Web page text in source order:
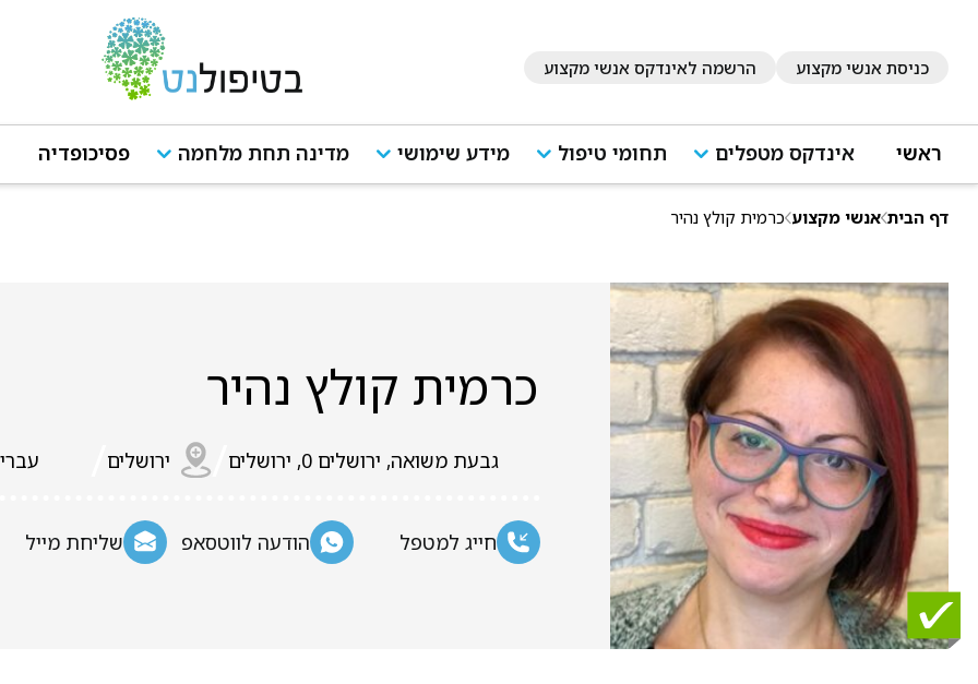
כניסת אנשי מקצוע הרשמה לאינדקס אנשי מקצוע
ראשי אינדקס מטפלים תחומי טיפול מידע שימושי מדינה תחת מלחמה פסיכופדיה
דף הבית אנשי מקצוע כרמית קולץ נהיר
כרמית קולץ נהיר
גבעת משואה, ירושלים 0, ירושלים ירושלים
חייג למטפל הודעה לווטסאפ שליחת מייל